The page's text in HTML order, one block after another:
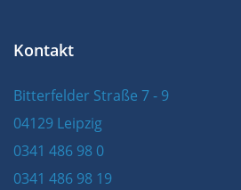
Kontakt
Bitterfelder Straße 7 - 9
04129 Leipzig
0341 486 98 0
0341 486 98 19